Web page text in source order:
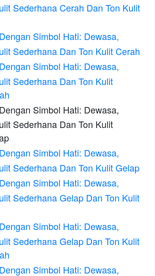
Sederhana Cerah Dan Ton Kulit
Simbol Hati: Dewasa,
Sederhana Dan Ton Kulit Cerah
Simbol Hati: Dewasa,
Sederhana Dan Ton Kulit
Simbol Hati: Dewasa,
Sederhana Dan Ton Kulit
Simbol Hati: Dewasa,
Sederhana Dan Ton Kulit Gelap
Simbol Hati: Dewasa,
Sederhana Gelap Dan Ton Kulit
Simbol Hati: Dewasa,
Sederhana Gelap Dan Ton Kulit
Simbol Hati: Dewasa,